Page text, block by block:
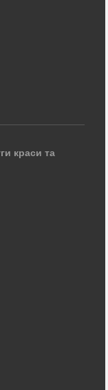
краси та